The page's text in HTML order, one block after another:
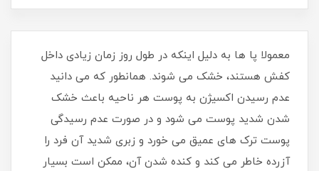
معمولا پا ها به دلیل اینکه در طول روز زمان زیادی داخل
کفش هستند، خشک می شوند. همانطور که می دانید
عدم رسیدن اکسیژن به پوست هر ناحیه باعث خشک
شدن شدید پوست می شود و در صورت عدم رسیدگی
پوست ترک های عمیق می خورد و زبری شدید آن فرد را
آزرده خاطر می کند و کنده شدن آن، ممکن است بسیار